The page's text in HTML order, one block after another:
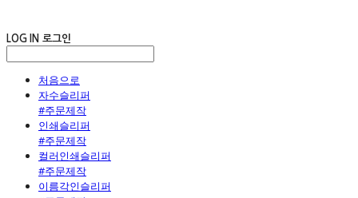
LOG IN 로그인
처음으로
자수슬리퍼
#주문제작
인쇄슬리퍼
#주문제작
컬러인쇄슬리퍼
#주문제작
이름각인슬리퍼